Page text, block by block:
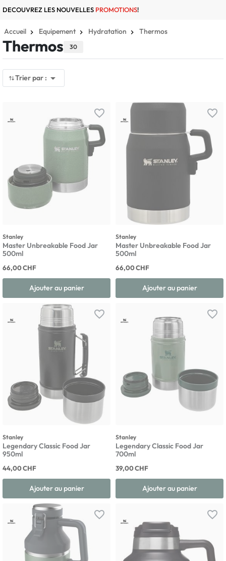
DECOUVREZ LES NOUVELLES PROMOTIONS!
Accueil Equipement Hydratation Thermos
Thermos 30
Trier par : 
favorite_border
Stanley
Master Unbreakable Food Jar
500ml
66,00 CHF
Ajouter au panier
favorite_border
Stanley
Master Unbreakable Food Jar
500ml
66,00 CHF
Ajouter au panier
favorite_border
Stanley
Legendary Classic Food Jar
950ml
44,00 CHF
Ajouter au panier
favorite_border
Stanley
Legendary Classic Food Jar
700ml
39,00 CHF
Ajouter au panier
favorite_border favorite_border